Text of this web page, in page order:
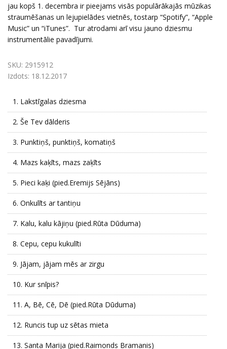
jau kopš 1. decembra ir pieejams visās populārākajās mūzikas
straumēšanas un lejupielādes vietnēs, tostarp “Spotify”, “Apple
Music” un “iTunes”. Tur atrodami arī visu jauno dziesmu
instrumentālie pavadījumi.
SKU: 2915912
Izdots: 18.12.2017
1. Lakstīgalas dziesma
2. Še Tev dālderis
3. Punktiņš, punktiņš, komatiņš
4. Mazs kaķīts, mazs zaķīts
5. Pieci kaķi (pied.Eremijs Sējāns)
6. Onkulīts ar tantiņu
7. Kalu, kalu kājiņu (pied.Rūta Dūduma)
8. Cepu, cepu kukulīti
9. Jājam, jājam mēs ar zirgu
10. Kur snīpis?
11. A, Bē, Cē, Dē (pied.Rūta Dūduma)
12. Runcis tup uz sētas mieta
13. Santa Marija (pied.Raimonds Bramanis)